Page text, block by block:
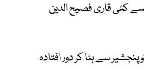
کئی قاری فصیح الدین
سے ہٹا کر دور افتادہ